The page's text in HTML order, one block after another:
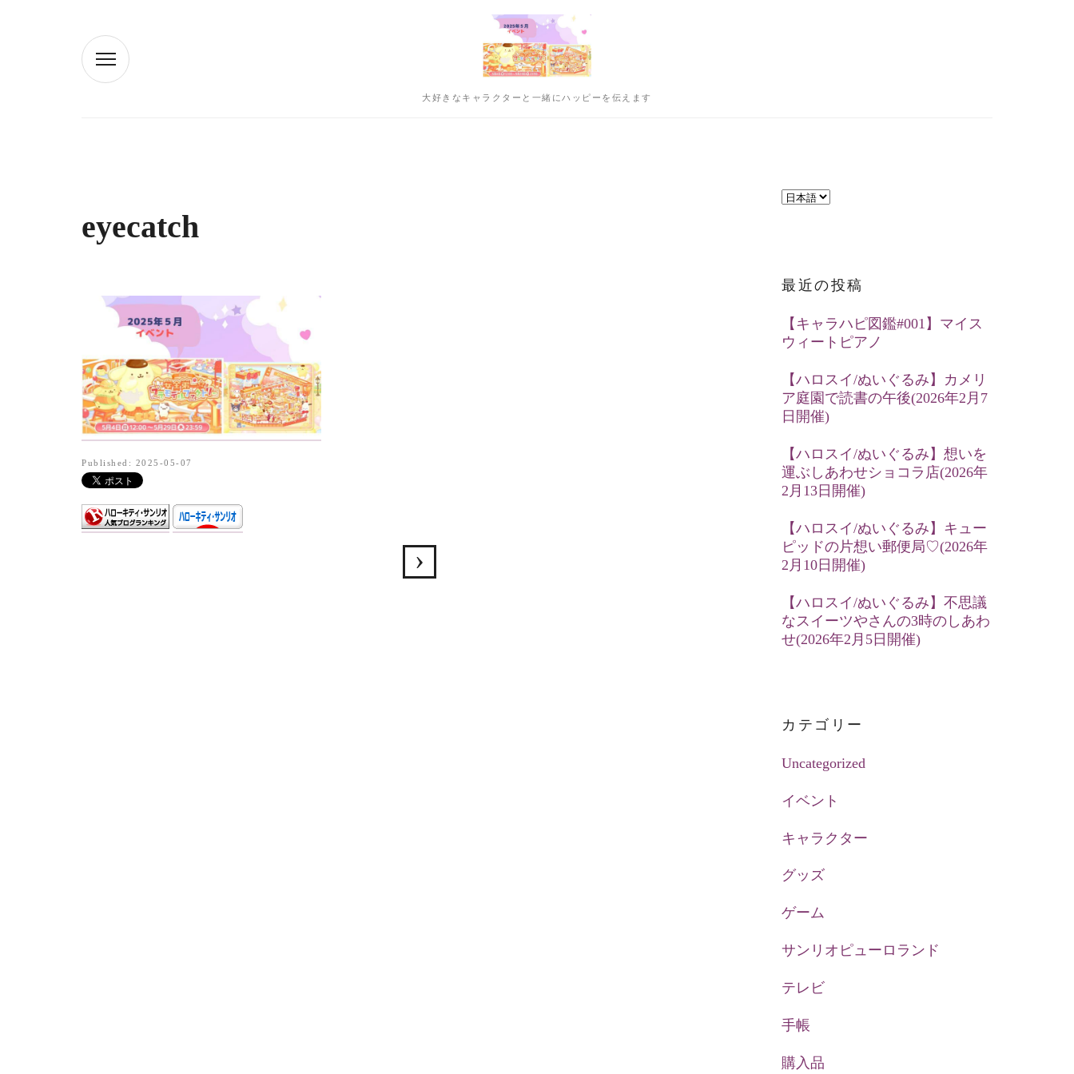
大好きなキャラクターと一緒にハッピーを伝えます
eyecatch
Published: 2025-05-07
言
択
最近の投稿
【キャラハピ図鑑#001】マイス
ウィートピアノ
【ハロスイ/ぬいぐるみ】カメリ
ア庭園で読書の午後(2026年2月7
日開催)
【ハロスイ/ぬいぐるみ】想いを
運ぶしあわせショコラ店(2026年
2月13日開催)
【ハロスイ/ぬいぐるみ】キュー
ピッドの片想い郵便局♡(2026年
2月10日開催)
【ハロスイ/ぬいぐるみ】不思議
なスイーツやさんの3時のしあわ
せ(2026年2月5日開催)
カテゴリー
Uncategorized
イベント
キャラクター
グッズ
ゲーム
サンリオピューロランド
テレビ
手帳
購入品